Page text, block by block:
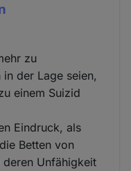
zu
der Lage seien,
einem Suizid
Eindruck, als
Betten von
deren Unfähigkeit